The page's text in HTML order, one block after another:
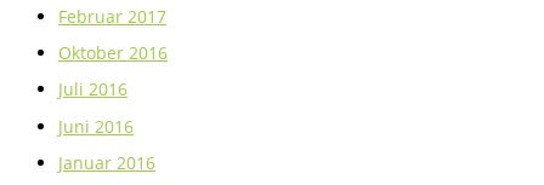
Februar 2017
Oktober 2016
Juli 2016
Juni 2016
Januar 2016